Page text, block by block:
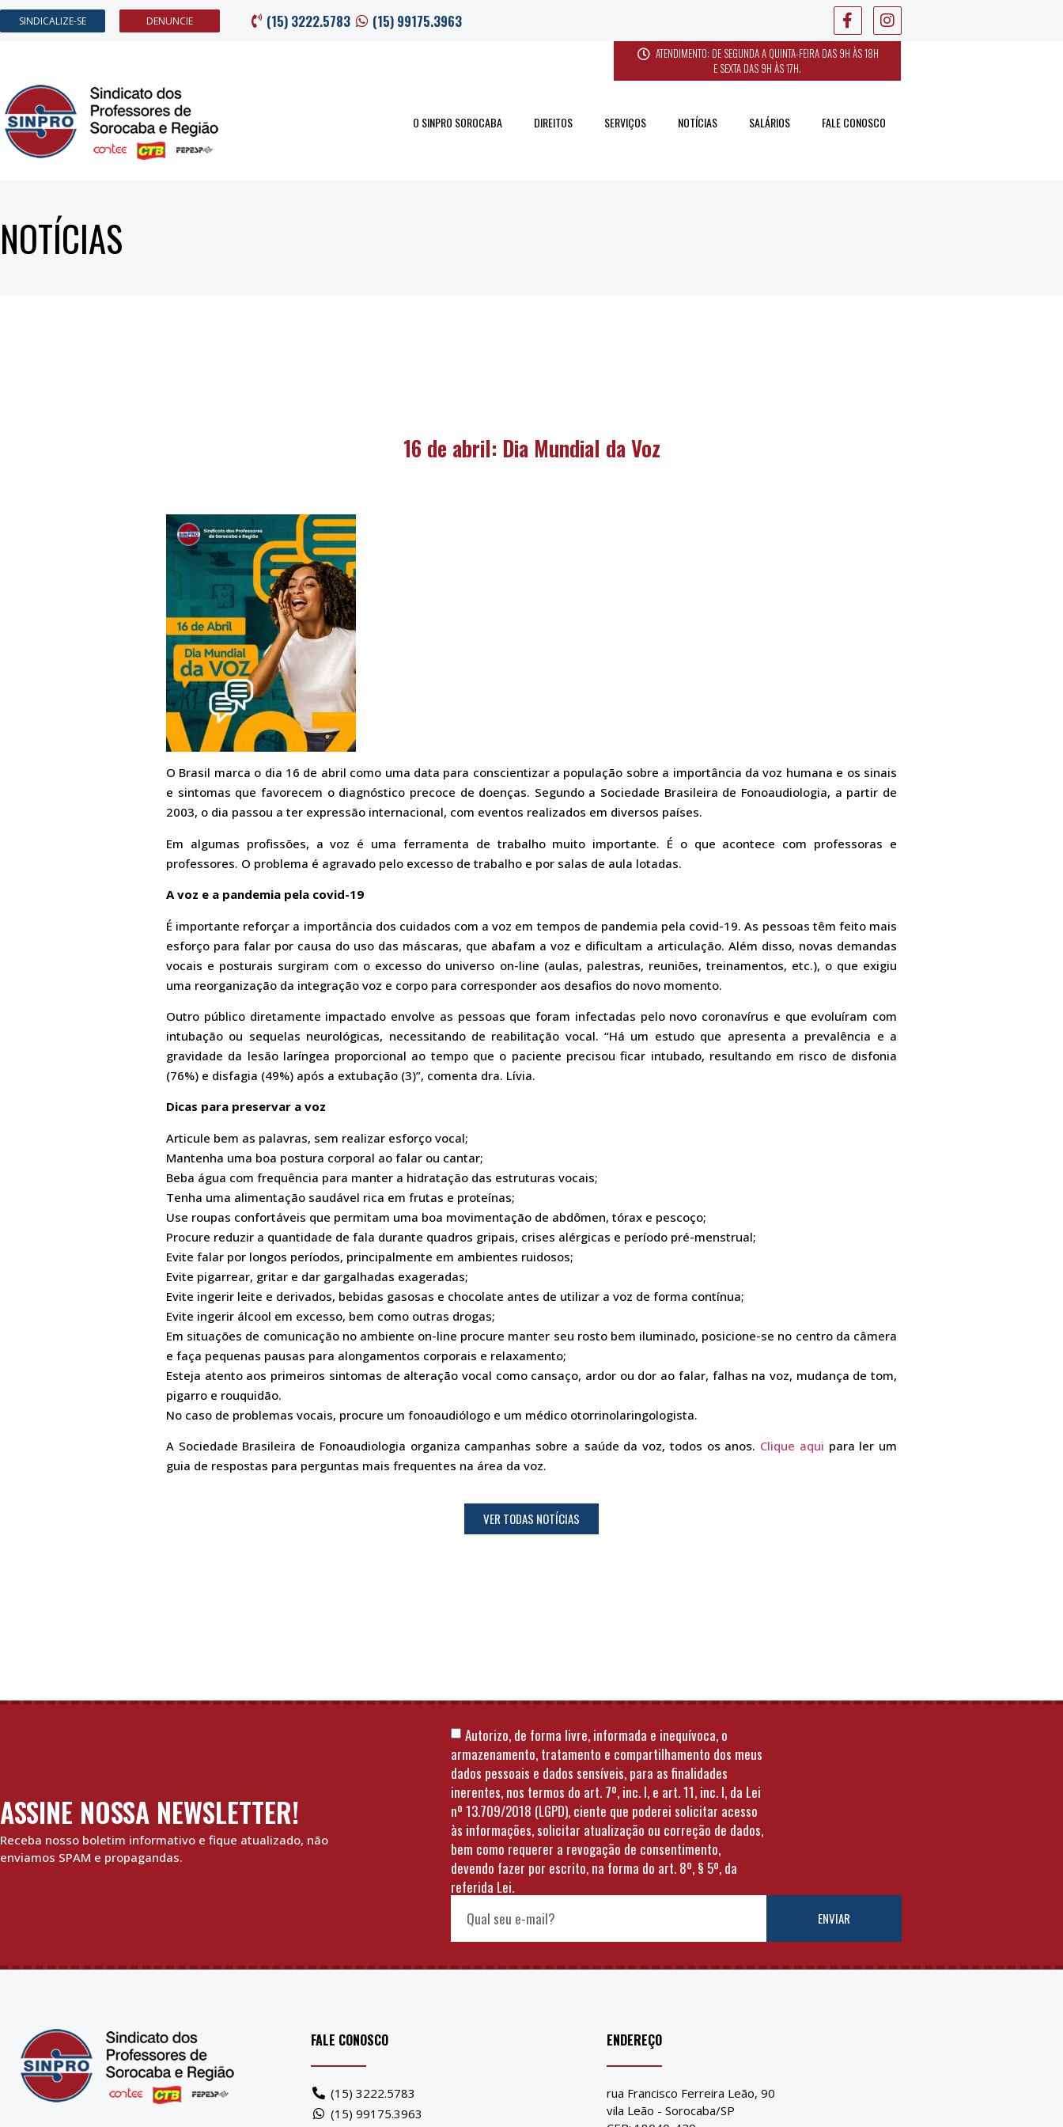
SINDICALIZE-SE DENUNCIE (15) 3222.5783 (15) 99175.3963
ATENDIMENTO: DE SEGUNDA A QUINTA-FEIRA DAS 9H ÀS 18H
E SEXTA DAS 9H ÀS 17H.
O SINPRO SOROCABA DIREITOS SERVIÇOS NOTÍCIAS SALÁRIOS FALE CONOSCO
NOTÍCIAS
16 de abril: Dia Mundial da Voz
O Brasil marca o dia 16 de abril como uma data para conscientizar a população sobre a importância da voz humana e os sinais
e sintomas que favorecem o diagnóstico precoce de doenças. Segundo a Sociedade Brasileira de Fonoaudiologia, a partir de
2003, o dia passou a ter expressão internacional, com eventos realizados em diversos países.
Em algumas profissões, a voz é uma ferramenta de trabalho muito importante. É o que acontece com professoras e
professores. O problema é agravado pelo excesso de trabalho e por salas de aula lotadas.
A voz e a pandemia pela covid-19
É importante reforçar a importância dos cuidados com a voz em tempos de pandemia pela covid-19. As pessoas têm feito mais
esforço para falar por causa do uso das máscaras, que abafam a voz e dificultam a articulação. Além disso, novas demandas
vocais e posturais surgiram com o excesso do universo on-line (aulas, palestras, reuniões, treinamentos, etc.), o que exigiu
uma reorganização da integração voz e corpo para corresponder aos desafios do novo momento.
Outro público diretamente impactado envolve as pessoas que foram infectadas pelo novo coronavírus e que evoluíram com
intubação ou sequelas neurológicas, necessitando de reabilitação vocal. “Há um estudo que apresenta a prevalência e a
gravidade da lesão laríngea proporcional ao tempo que o paciente precisou ficar intubado, resultando em risco de disfonia
(76%) e disfagia (49%) após a extubação (3)”, comenta dra. Lívia.
Dicas para preservar a voz
Articule bem as palavras, sem realizar esforço vocal;
Mantenha uma boa postura corporal ao falar ou cantar;
Beba água com frequência para manter a hidratação das estruturas vocais;
Tenha uma alimentação saudável rica em frutas e proteínas;
Use roupas confortáveis que permitam uma boa movimentação de abdômen, tórax e pescoço;
Procure reduzir a quantidade de fala durante quadros gripais, crises alérgicas e período pré-menstrual;
Evite falar por longos períodos, principalmente em ambientes ruidosos;
Evite pigarrear, gritar e dar gargalhadas exageradas;
Evite ingerir leite e derivados, bebidas gasosas e chocolate antes de utilizar a voz de forma contínua;
Evite ingerir álcool em excesso, bem como outras drogas;
Em situações de comunicação no ambiente on-line procure manter seu rosto bem iluminado, posicione-se no centro da câmera
e faça pequenas pausas para alongamentos corporais e relaxamento;
Esteja atento aos primeiros sintomas de alteração vocal como cansaço, ardor ou dor ao falar, falhas na voz, mudança de tom,
pigarro e rouquidão.
No caso de problemas vocais, procure um fonoaudiólogo e um médico otorrinolaringologista.
A Sociedade Brasileira de Fonoaudiologia organiza campanhas sobre a saúde da voz, todos os anos. Clique aqui para ler um
guia de respostas para perguntas mais frequentes na área da voz.
VER TODAS NOTÍCIAS
ASSINE NOSSA NEWSLETTER!
Receba nosso boletim informativo e fique atualizado, não
enviamos SPAM e propagandas.
Autorizo, de forma livre, informada e inequívoca, o
armazenamento, tratamento e compartilhamento dos meus
dados pessoais e dados sensíveis, para as finalidades
inerentes, nos termos do art. 7º, inc. I, e art. 11, inc. I, da Lei
nº 13.709/2018 (LGPD), ciente que poderei solicitar acesso
às informações, solicitar atualização ou correção de dados,
bem como requerer a revogação de consentimento,
devendo fazer por escrito, na forma do art. 8º, § 5º, da
referida Lei.
ENVIAR
FALE CONOSCO
(15) 3222.5783
(15) 99175.3963
ENDEREÇO
rua Francisco Ferreira Leão, 90
vila Leão - Sorocaba/SP